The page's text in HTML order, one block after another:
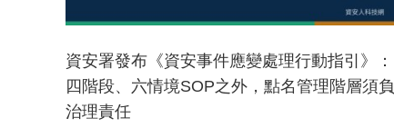
資安署發布《資安事件應變處理行動指引》：
四階段、六情境SOP之外，點名管理階層須負
治理責任